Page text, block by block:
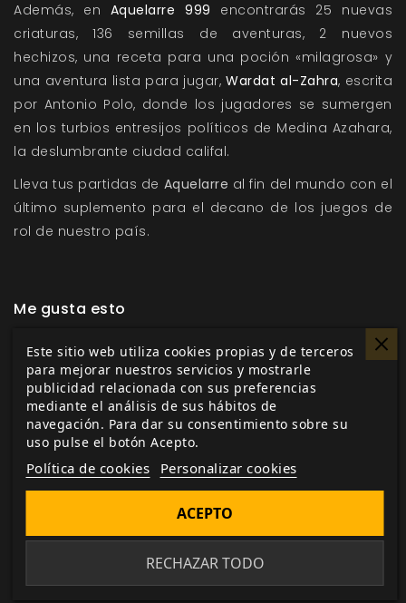
Además, en Aquelarre 999 encontrarás 25 nuevas
criaturas, 136 semillas de aventuras, 2 nuevos
hechizos, una receta para una poción «milagrosa» y
una aventura lista para jugar, Wardat al-Zahra, escrita
por Antonio Polo, donde los jugadores se sumergen
en los turbios entresijos políticos de Medina Azahara,
la deslumbrante ciudad califal.
Lleva tus partidas de Aquelarre al fin del mundo con el
último suplemento para el decano de los juegos de
rol de nuestro país.
Me gusta esto
Etiquetas: Aquelarre 999 Aquelarre
aventuras Aventura Ricard Ibañez Jaime García
Mendoza
media juego de rol demoníaco
Nuevo título en la sección Oferta de la Semana
Este sitio web utiliza cookies propias y de terceros
para mejorar nuestros servicios y mostrarle
publicidad relacionada con sus preferencias
mediante el análisis de sus hábitos de
navegación. Para dar su consentimiento sobre su
uso pulse el botón Acepto.
Política de cookies Personalizar cookies
RECHAZAR TODO
ACEPTO